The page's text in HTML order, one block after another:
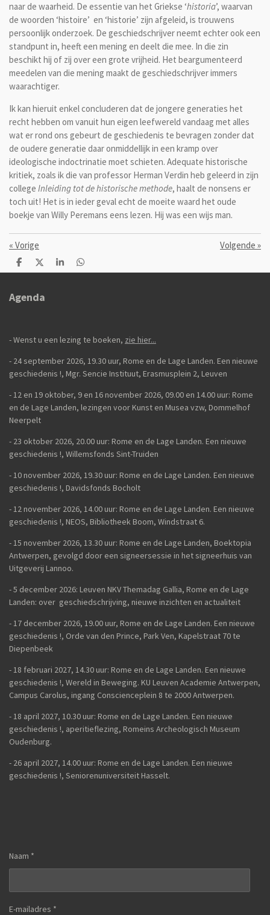
naar de waarheid. De essentie van het Griekse ‘historia’, waarvan
de woorden ‘histoire’ en ‘historie’ zijn afgeleid, is trouwens
persoonlijk onderzoek. De geschiedschrijver neemt echter ook een
standpunt in, heeft een mening en deelt die mee. In die zin
beschikt hij of zij over een grote vrijheid. Het beargumenteerd
meedelen van die mening maakt de geschiedschrijver immers
waarachtiger.
Ik kan hieruit enkel concluderen dat de jongere generaties het
recht hebben om vanuit hun eigen leefwereld vandaag met alles
wat er rond ons gebeurt de geschiedenis te bevragen zonder dat
de oudere generatie daar onmiddellijk in een kramp over
ideologische indoctrinatie moet schieten. Adequate historische
kritiek, zoals ik die van professor Herman Verdin heb geleerd in zijn
college Inleiding tot de historische methode, haalt de nonsens er
toch uit! Het is in ieder geval echt de moeite waard het oude
boekje van Willy Peremans eens lezen. Hij was een wijs man.
« Vorige Volgende »
D
e
n
D
e
S
h
D
e
Agenda
- Wenst u een lezing te boeken, zie hier...
- 24 september 2026, 19.30 uur, Rome en de Lage Landen. Een nieuwe
geschiedenis !, Mgr. Sencie Instituut, Erasmusplein 2, Leuven
- 12 en 19 oktober, 9 en 16 november 2026, 09.00 en 14.00 uur: Rome
en de Lage Landen, lezingen voor Kunst en Musea vzw, Dommelhof
Neerpelt
- 23 oktober 2026, 20.00 uur: Rome en de Lage Landen. Een nieuwe
geschiedenis !, Willemsfonds Sint-Truiden
- 10 november 2026, 19.30 uur: Rome en de Lage Landen. Een nieuwe
geschiedenis !, Davidsfonds Bocholt
- 12 november 2026, 14.00 uur: Rome en de Lage Landen. Een nieuwe
geschiedenis !, NEOS, Bibliotheek Boom, Windstraat 6.
- 15 november 2026, 13.30 uur: Rome en de Lage Landen, Boektopia
Antwerpen, gevolgd door een signeersessie in het signeerhuis van
Uitgeverij Lannoo.
- 5 december 2026: Leuven NKV Themadag Gallia, Rome en de Lage
Landen: over geschiedschrijving, nieuwe inzichten en actualiteit
- 17 december 2026, 19.00 uur, Rome en de Lage Landen. Een nieuwe
geschiedenis !, Orde van den Prince, Park Ven, Kapelstraat 70 te
Diepenbeek
- 18 februari 2027, 14.30 uur: Rome en de Lage Landen. Een nieuwe
geschiedenis !, Wereld in Beweging. KU Leuven Academie Antwerpen,
Campus Carolus, ingang Conscienceplein 8 te 2000 Antwerpen.
- 18 april 2027, 10.30 uur: Rome en de Lage Landen. Een nieuwe
geschiedenis !, aperitieflezing, Romeins Archeologisch Museum
Oudenburg.
- 26 april 2027, 14.00 uur: Rome en de Lage Landen. Een nieuwe
geschiedenis !, Seniorenuniversiteit Hasselt.
Naam *
E-mailadres *